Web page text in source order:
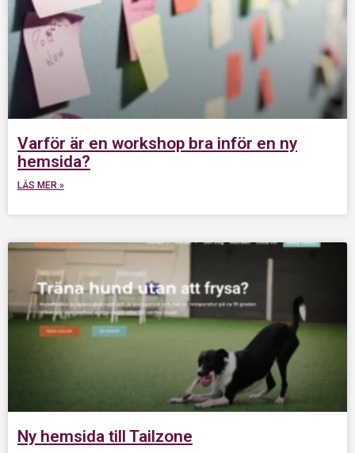
Varför är en workshop bra inför en ny
hemsida?
LÄS MER »
Ny hemsida till Tailzone